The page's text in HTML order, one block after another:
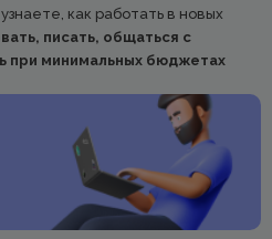
как работать в новых
писать, общаться с
при минимальных бюджетах